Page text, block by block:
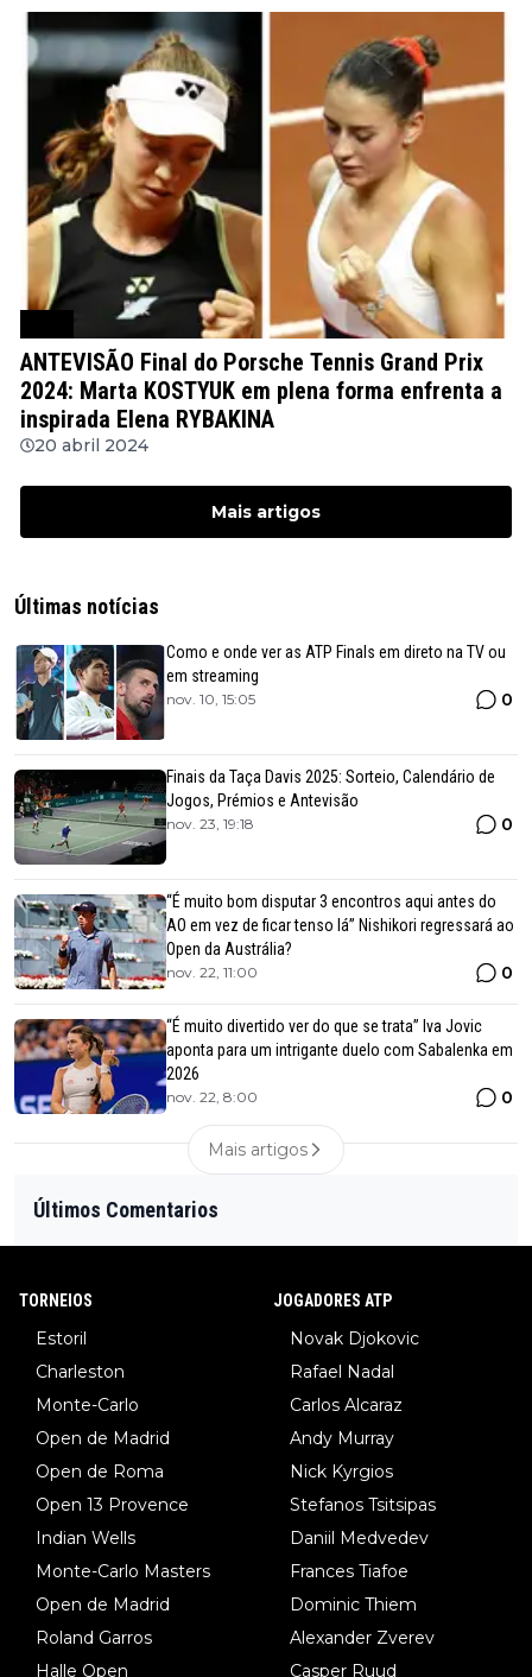
ANTEVISÃO Final do Porsche Tennis Grand Prix
2024: Marta KOSTYUK em plena forma enfrenta a
inspirada Elena RYBAKINA
20 abril 2024
Mais artigos
Últimas notícias
Como e onde ver as ATP Finals em direto na TV ou
em streaming
nov. 10, 15:05 0
Finais da Taça Davis 2025: Sorteio, Calendário de
Jogos, Prémios e Antevisão
nov. 23, 19:18 0
“É muito bom disputar 3 encontros aqui antes do
AO em vez de ficar tenso lá” Nishikori regressará ao
Open da Austrália?
nov. 22, 11:00 0
“É muito divertido ver do que se trata” Iva Jovic
aponta para um intrigante duelo com Sabalenka em
2026
nov. 22, 8:00 0
Mais artigos
Últimos Comentarios
TORNEIOS
Estoril
Charleston
Monte-Carlo
Open de Madrid
Open de Roma
Open 13 Provence
Indian Wells
Monte-Carlo Masters
Open de Madrid
Roland Garros
Halle Open
JOGADORES ATP
Novak Djokovic
Rafael Nadal
Carlos Alcaraz
Andy Murray
Nick Kyrgios
Stefanos Tsitsipas
Daniil Medvedev
Frances Tiafoe
Dominic Thiem
Alexander Zverev
Casper Ruud